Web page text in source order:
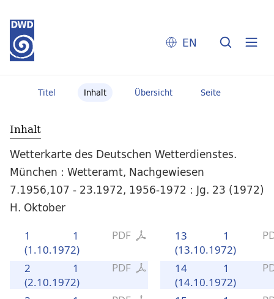
EN
Titel Inhalt Übersicht Seite
Inhalt
Wetterkarte des Deutschen Wetterdienstes.
München : Wetteramt, Nachgewiesen
7.1956,107 - 23.1972, 1956-1972 : Jg. 23 (1972)
H. Oktober
PDF
1
1
(1.10.1972)
PDF
1
2
(2.10.1972)
1
13
(13.10.1972)
1
14
(14.10.1972)